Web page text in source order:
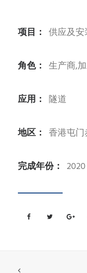
项目： 供应及
角色： 生产商,
应用： 隧道
地区： 香港屯门
完成年份： 2020